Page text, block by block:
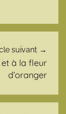
suivant
à la fleur
d’oranger